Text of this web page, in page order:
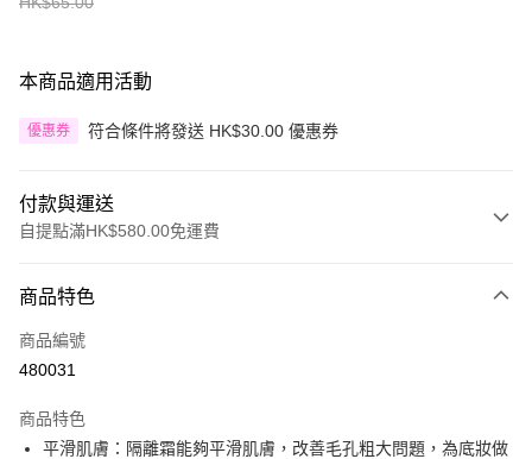
本商品適用活動
優惠券 符合條件將發送 HK$30.00 優惠券
付款與運送
自提點滿HK$580.00免運費
信用卡
Apple Pay
AlipayHK
商品特色
商品編號
480031
商品特色
平滑肌膚：隔離霜能夠平滑肌膚，改善毛孔粗大問題，為底妝做